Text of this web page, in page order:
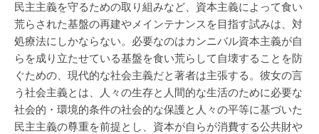
民主主義を守るための取り組みなど、資本主義によって食い
荒らされた基盤の再建やメインテナンスを目指す試みは、対
処療法にしかならない。必要なのはカンニバル資本主義が自
らを成り立たせている基盤を食い荒らして自壊することを防
ぐための、現代的な社会主義だと著者は主張する。彼女の言
う社会主義とは、人々の生存と人間的な生活のために必要な
社会的・環境的条件の社会的な保護と人々の平等に基づいた
民主主義の尊重を前提とし、資本が自らが消費する公共財や